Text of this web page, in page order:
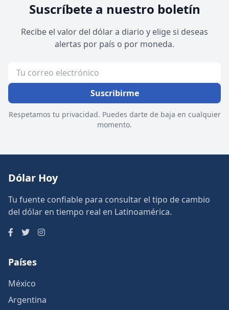
Suscríbete a nuestro boletín
Recibe el valor del dólar a diario y elige si deseas
alertas por país o por moneda.
Suscribirme
Respetamos tu privacidad. Puedes darte de baja en cualquier
momento.
Dólar Hoy
Tu fuente confiable para consultar el tipo de cambio
del dólar en tiempo real en Latinoamérica.
Países
México
Argentina